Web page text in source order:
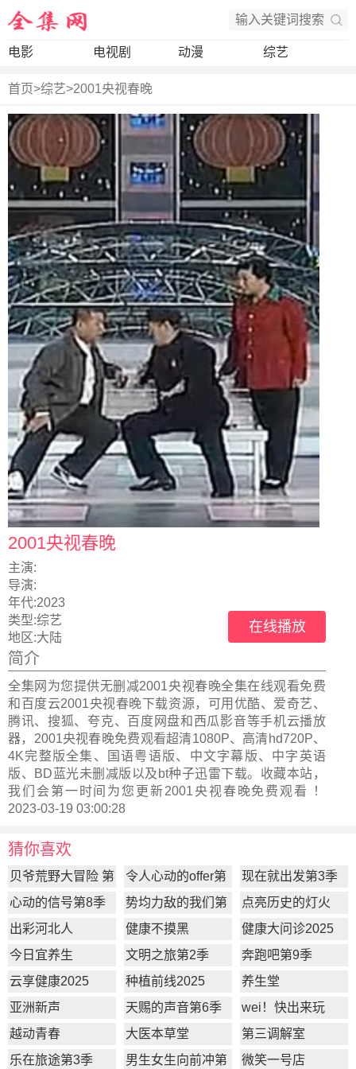
电影 电视剧 动漫 综艺
首页>综艺>2001央视春晚
2001央视春晚
主演:
导演:
年代:2023
类型:综艺
地区:大陆
在线播放
简介
全集网为您提供无删减2001央视春晚全集在线观看免费
和百度云2001央视春晚下载资源，可用优酷、爱奇艺、
腾讯、搜狐、夸克、百度网盘和西瓜影音等手机云播放
器，2001央视春晚免费观看超清1080P、高清hd720P、
4K完整版全集、国语粤语版、中文字幕版、中字英语
版、BD蓝光未删减版以及bt种子迅雷下载。收藏本站，
我们会第一时间为您更新2001央视春晚免费观看 ！
2023-03-19 03:00:28
猜你喜欢
贝爷荒野大冒险 第
一季
令人心动的offer第
7季
现在就出发第3季
心动的信号第8季
势均力敌的我们第
2季
点亮历史的灯火
出彩河北人
健康不摸黑
健康大问诊2025
今日宜养生
文明之旅第2季
奔跑吧第9季
云享健康2025
种植前线2025
养生堂
亚洲新声
天赐的声音第6季
wei！快出来玩
越动青春
大医本草堂
第三调解室
乐在旅途第3季
男生女生向前冲第 微笑一号店